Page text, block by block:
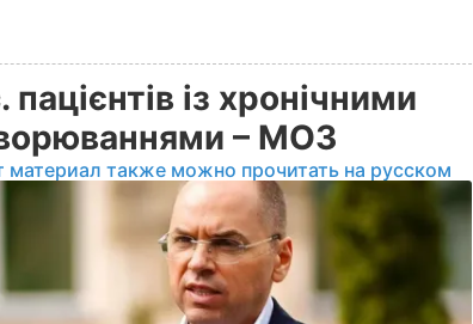
пацієнтів із хронічними
– МОЗ
материал также можно прочитать на русском